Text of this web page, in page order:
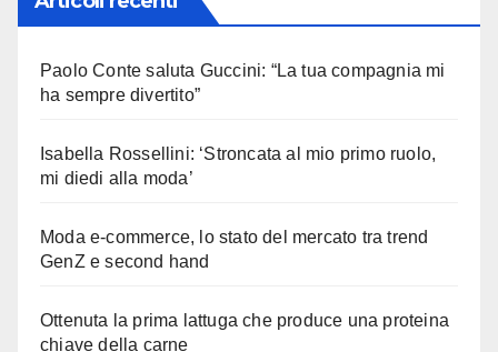
Paolo Conte saluta Guccini: “La tua compagnia mi
ha sempre divertito”
Isabella Rossellini: ‘Stroncata al mio primo ruolo,
mi diedi alla moda’
Moda e-commerce, lo stato del mercato tra trend
GenZ e second hand
Ottenuta la prima lattuga che produce una proteina
chiave della carne